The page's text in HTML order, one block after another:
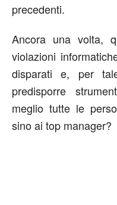
precedenti.
Ancora una volta,
violazioni
disparati e, per
predisporre
meglio tutte le
sino ai top manager?